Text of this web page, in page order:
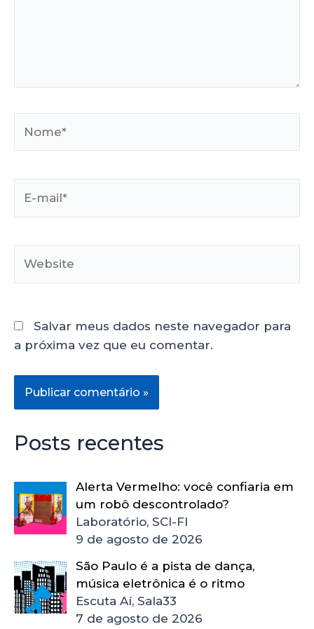
Salvar meus dados neste navegador para
a próxima vez que eu comentar.
Posts recentes
Alerta Vermelho: você confiaria em
um robô descontrolado?
Laboratório, SCI-FI
9 de agosto de 2026
São Paulo é a pista de dança,
música eletrônica é o ritmo
Escuta Aí, Sala33
7 de agosto de 2026